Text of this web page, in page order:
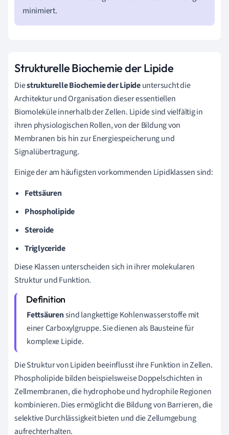
minimiert.
Strukturelle Biochemie der Lipide
Diestrukturelle Biochemie der Lipideuntersucht die
Architektur und Organisation dieser essentiellen
Biomoleküle innerhalb der Zellen. Lipide sind vielfältig in
ihren physiologischen Rollen, von der Bildung von
Membranen bis hin zur Energiespeicherung und
Signalübertragung.
Einige der am häufigsten vorkommenden Lipidklassen sind:
Fettsäuren
Phospholipide
Steroide
Triglyceride
Diese Klassen unterscheiden sich in ihrer molekularen
Struktur und Funktion.
Fettsäurensind langkettige Kohlenwasserstoffe mit
einer Carboxylgruppe. Sie dienen als Bausteine für
komplexe Lipide.
Die Struktur von Lipiden beeinflusst ihre Funktion in Zellen.
Phospholipide bilden beispielsweise Doppelschichten in
Zellmembranen, die hydrophobe und hydrophile Regionen
kombinieren. Dies ermöglicht die Bildung von Barrieren, die
selektive Durchlässigkeit bieten und die Zellumgebung
aufrechterhalten.